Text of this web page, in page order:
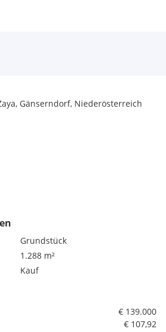
Gänserndorf, Niederösterreich
Grundstück
1.288 m²
Kauf
€ 139.000
€ 107,92